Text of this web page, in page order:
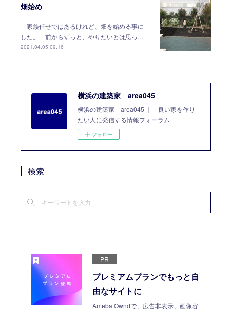
畑始め
家族任せではあるけれど、畑を始める事に
した。 前からずっと、やりたいとは思っ…
2021.04.05 09:16
横浜の建築家 area045
横浜の建築家 area045 ｜ 良い家を作り
たい人に発信する情報フォーラム
フォロー
検索
PR
プレミアムプランでもっと自
由なサイトに
Ameba Owndで、広告非表示、画像容